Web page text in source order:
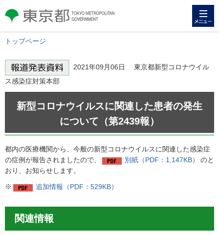
東京都 TOKYO METROPOLITAN
GOVERNMENT
トップページ
2021年09月06日 東京都新型コロナウイル
ス感染症対策本部
新型コロナウイルスに関連した患者の発生
について（第2439報）
都内の医療機関から、今般の新型コロナウイルスに関連した感染症
の症例が報告されましたので、
別紙（PDF：1,147KB）
のと
おり、お知らせします。
※ 追加情報（PDF：529KB）
関連情報